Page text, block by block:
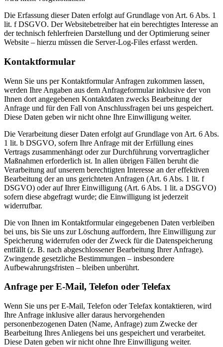
Die Erfassung dieser Daten erfolgt auf Grundlage von Art. 6 Abs. 1
lit. f DSGVO. Der Websitebetreiber hat ein berechtigtes Interesse an
der technisch fehlerfreien Darstellung und der Optimierung seiner
Website – hierzu müssen die Server-Log-Files erfasst werden.
Kontaktformular
Wenn Sie uns per Kontaktformular Anfragen zukommen lassen,
werden Ihre Angaben aus dem Anfrageformular inklusive der von
Ihnen dort angegebenen Kontaktdaten zwecks Bearbeitung der
Anfrage und für den Fall von Anschlussfragen bei uns gespeichert.
Diese Daten geben wir nicht ohne Ihre Einwilligung weiter.
Die Verarbeitung dieser Daten erfolgt auf Grundlage von Art. 6 Abs.
1 lit. b DSGVO, sofern Ihre Anfrage mit der Erfüllung eines
Vertrags zusammenhängt oder zur Durchführung vorvertraglicher
Maßnahmen erforderlich ist. In allen übrigen Fällen beruht die
Verarbeitung auf unserem berechtigten Interesse an der effektiven
Bearbeitung der an uns gerichteten Anfragen (Art. 6 Abs. 1 lit. f
DSGVO) oder auf Ihrer Einwilligung (Art. 6 Abs. 1 lit. a DSGVO)
sofern diese abgefragt wurde; die Einwilligung ist jederzeit
widerrufbar.
Die von Ihnen im Kontaktformular eingegebenen Daten verbleiben
bei uns, bis Sie uns zur Löschung auffordern, Ihre Einwilligung zur
Speicherung widerrufen oder der Zweck für die Datenspeicherung
entfällt (z. B. nach abgeschlossener Bearbeitung Ihrer Anfrage).
Zwingende gesetzliche Bestimmungen – insbesondere
Aufbewahrungsfristen – bleiben unberührt.
Anfrage per E-Mail, Telefon oder Telefax
Wenn Sie uns per E-Mail, Telefon oder Telefax kontaktieren, wird
Ihre Anfrage inklusive aller daraus hervorgehenden
personenbezogenen Daten (Name, Anfrage) zum Zwecke der
Bearbeitung Ihres Anliegens bei uns gespeichert und verarbeitet.
Diese Daten geben wir nicht ohne Ihre Einwilligung weiter.